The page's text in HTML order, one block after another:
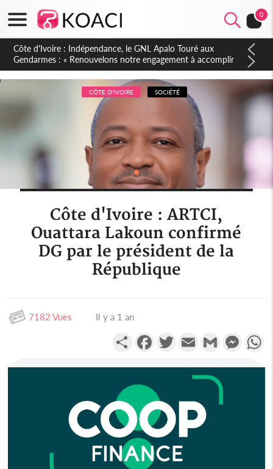
0
Sierra Leone : Un projet de réforme constitutionnelle en
gestation, points clés des amendements, un exclu d'avance
CÔTE D'IVOIRE SOCIÉTÉ
Côte d'Ivoire : ARTCI,
Ouattara Lakoun confirmé
DG par le président de la
République
7182 Vues Il y a 1 an
PartagerFacebookTwitterEmail Gmail